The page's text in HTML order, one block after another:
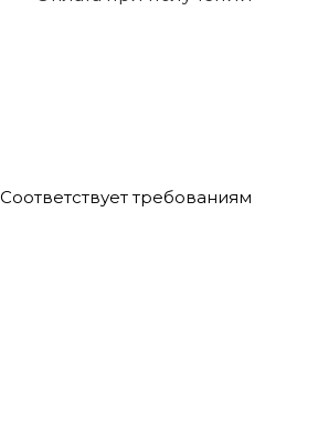
требованиям